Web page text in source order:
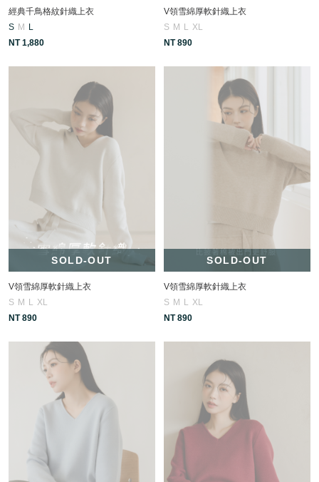
經典千鳥格紋針織上衣
S M L
NT 1,880
V領雪綿厚軟針織上衣
S M L
XL
NT 890
SOLD-OUT
V領雪綿厚軟針織上衣
S M L XL
NT 890
SOLD-OUT
V領雪綿厚軟針織上衣
S M L XL
NT 890